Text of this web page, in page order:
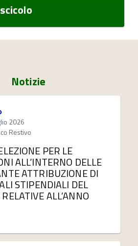
Notizie
2026
Restivo
PER LE
ALL’INTERNO DELLE
ATTRIBUZIONE DI
STIPENDIALI DEL
ALL’ANNO